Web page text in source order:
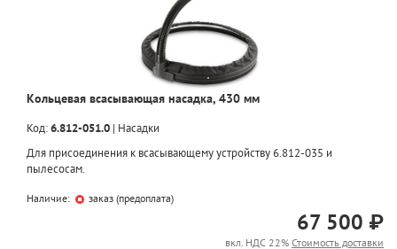
Кольцевая всасывающая насадка, 430 мм
Код:6.812-051.0 | Насадки
Для присоединения к всасывающему устройству 6.812-035 и
пылесосам.
Наличие: заказ (предоплата)
67 500 ₽
вкл. НДС 22% Стоимость доставки